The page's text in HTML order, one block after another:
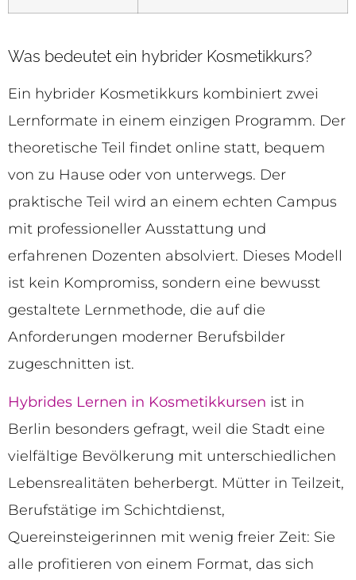
Was bedeutet ein hybrider Kosmetikkurs?
Ein hybrider Kosmetikkurs kombiniert zwei
Lernformate in einem einzigen Programm. Der
theoretische Teil findet online statt, bequem
von zu Hause oder von unterwegs. Der
praktische Teil wird an einem echten Campus
mit professioneller Ausstattung und
erfahrenen Dozenten absolviert. Dieses Modell
ist kein Kompromiss, sondern eine bewusst
gestaltete Lernmethode, die auf die
Anforderungen moderner Berufsbilder
zugeschnitten ist.
Hybrides Lernen in Kosmetikkursen ist in
Berlin besonders gefragt, weil die Stadt eine
vielfältige Bevölkerung mit unterschiedlichen
Lebensrealitäten beherbergt. Mütter in Teilzeit,
Berufstätige im Schichtdienst,
Quereinsteigerinnen mit wenig freier Zeit: Sie
alle profitieren von einem Format, das sich